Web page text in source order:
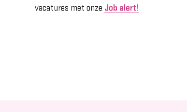
vacatures met onze Job alert!